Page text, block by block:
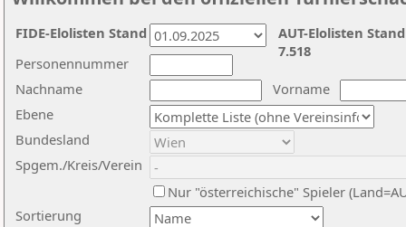
Nachname
Vorname
Ebene
Sortierung
Personennummer
Bundesland
Spgem./Kreis/Verein
Nur "österreichische" Spieler
AUT-Elolisten
7.518
FIDE-Elolisten Stand